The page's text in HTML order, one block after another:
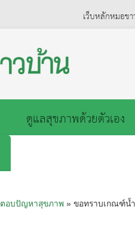
เว็บหลักหมอช
ดูแลสุขภาพด้วยตัวเอง
อบปัญหาสุขภาพ» ขอทราบเกณฑ์น้